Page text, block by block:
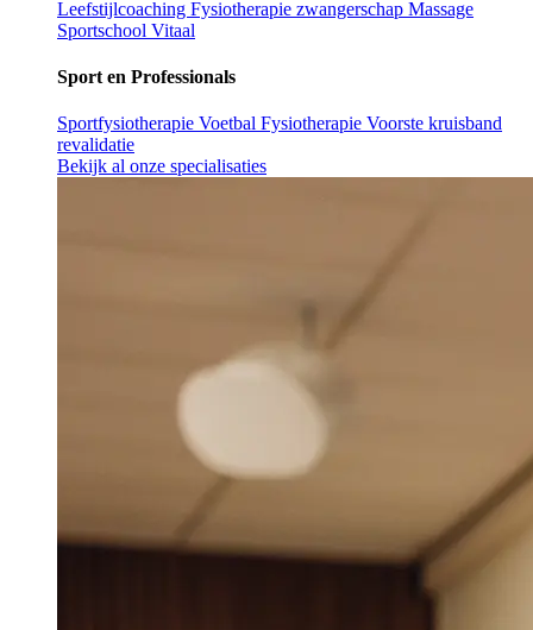
Leefstijlcoaching Fysiotherapie zwangerschap Massage
Sportschool Vitaal
Sport en Professionals
Sportfysiotherapie Voetbal Fysiotherapie Voorste kruisband
revalidatie
Bekijk al onze specialisaties